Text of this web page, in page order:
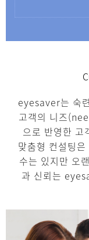
eyesaver는 숙
고객의 니즈
으로 반영한 고
맞춤형 컨설팅
수는 있지만 오
과 신뢰는